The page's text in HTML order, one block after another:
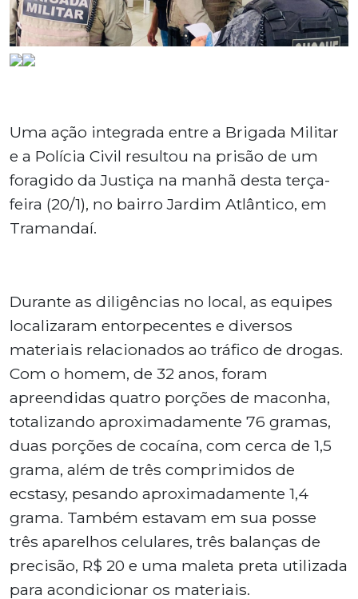
Uma ação integrada entre a Brigada Militar
e a Polícia Civil resultou na prisão de um
foragido da Justiça na manhã desta terça-
feira (20/1), no bairro Jardim Atlântico, em
Tramandaí.
Durante as diligências no local, as equipes
localizaram entorpecentes e diversos
materiais relacionados ao tráfico de drogas.
Com o homem, de 32 anos, foram
apreendidas quatro porções de maconha,
totalizando aproximadamente 76 gramas,
duas porções de cocaína, com cerca de 1,5
grama, além de três comprimidos de
ecstasy, pesando aproximadamente 1,4
grama. Também estavam em sua posse
três aparelhos celulares, três balanças de
precisão, R$ 20 e uma maleta preta utilizada
para acondicionar os materiais.